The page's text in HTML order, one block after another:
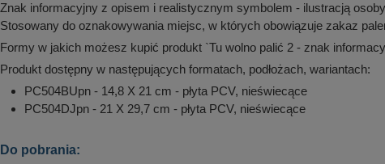
Znak informacyjny z opisem i realistycznym symbolem - ilustracją
Stosowany do oznakowywania miejsc, w których obowiązuje zakaz
Formy w jakich możesz kupić produkt `Tu wolno palić 2 - znak
Produkt dostępny w następujących formatach, podłożach, wariantach:
PC504BUpn - 14,8 X 21 cm - płyta PCV, nieświecące
PC504DJpn - 21 X 29,7 cm - płyta PCV, nieświecące
Do pobrania: